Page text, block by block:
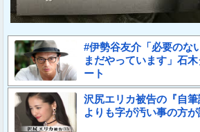
#伊勢谷友介「必要のな
まだやっています」石
ート
沢尻エリカ被告の『自
よりも字が汚い事の方